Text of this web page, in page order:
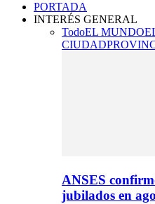
PORTADA
INTERÉS GENERAL
TodoEL MUNDO
CIUDAD
ANSES
jubilados en